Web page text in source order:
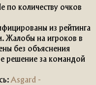
по количеству очков
из рейтинга
Жалобы на игроков в
без объяснения
решение за командой
Asgard -